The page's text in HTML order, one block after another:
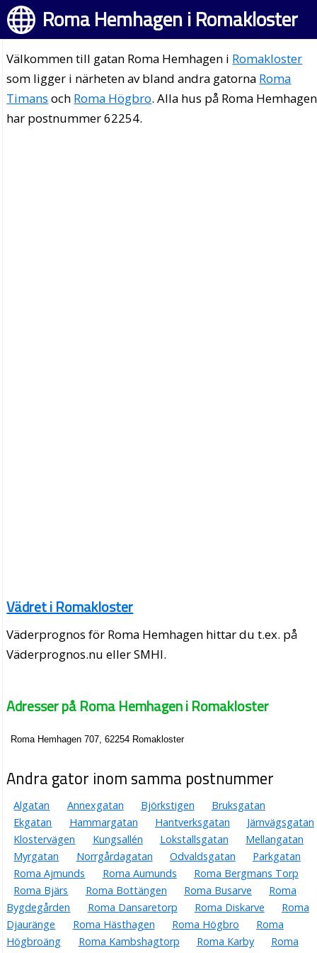
Roma Hemhagen i Romakloster
Välkommen till gatan Roma Hemhagen i Romakloster
som ligger i närheten av bland andra gatorna Roma
Timans och Roma Högbro. Alla hus på Roma Hemhagen
har postnummer 62254.
Vädret i Romakloster
Väderprognos för Roma Hemhagen hittar du t.ex. på
Väderprognos.nu eller SMHI.
Adresser på Roma Hemhagen i Romakloster
Roma Hemhagen 707, 62254 Romakloster
Andra gator inom samma postnummer
Algatan Annexgatan Björkstigen
Bruksgatan
Ekgatan
Hammargatan Hantverksgatan
Järnvägsgatan
Klostervägen
Kungsallén Lokstallsgatan
Mellangatan
Myrgatan
Norrgårdagatan Odvaldsgatan
Parkgatan
Roma Ajmunds
Roma Aumunds
Roma Bergmans Torp
Roma Bjärs
Roma Bottängen Roma Busarve
Roma
Bygdegården
Roma Dansaretorp Roma Diskarve
Roma
Djauränge
Roma Hästhagen Roma Högbro
Roma
Högbroäng
Roma Kambshagtorp Roma Karby
Roma